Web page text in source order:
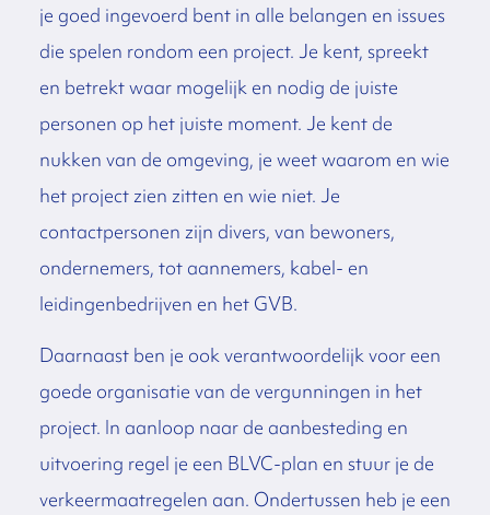
je goed ingevoerd bent in alle belangen en issues
die spelen rondom een project. Je kent, spreekt
en betrekt waar mogelijk en nodig de juiste
personen op het juiste moment. Je kent de
nukken van de omgeving, je weet waarom en wie
het project zien zitten en wie niet. Je
contactpersonen zijn divers, van bewoners,
ondernemers, tot aannemers, kabel- en
leidingenbedrijven en het GVB.
Daarnaast ben je ook verantwoordelijk voor een
goede organisatie van de vergunningen in het
project. In aanloop naar de aanbesteding en
uitvoering regel je een BLVC-plan en stuur je de
verkeermaatregelen aan. Ondertussen heb je een